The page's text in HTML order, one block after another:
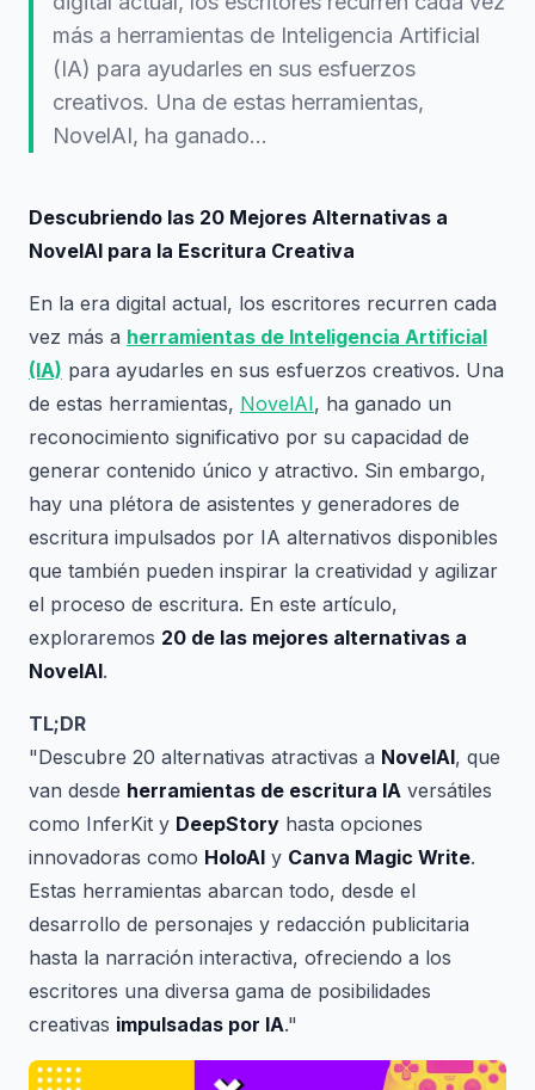
más a herramientas de Inteligencia Artificial
(IA) para ayudarles en sus esfuerzos
creativos. Una de estas herramientas,
NovelAI, ha ganado...
Descubriendo las 20 Mejores Alternativas a
NovelAI para la Escritura Creativa
En la era digital actual, los escritores recurren cada
vez más a herramientas de Inteligencia Artificial
(IA) para ayudarles en sus esfuerzos creativos. Una
de estas herramientas, NovelAI, ha ganado un
reconocimiento significativo por su capacidad de
generar contenido único y atractivo. Sin embargo,
hay una plétora de asistentes y generadores de
escritura impulsados por IA alternativos disponibles
que también pueden inspirar la creatividad y agilizar
el proceso de escritura. En este artículo,
exploraremos 20 de las mejores alternativas a
NovelAI.
TL;DR
"Descubre 20 alternativas atractivas a NovelAI, que
van desde herramientas de escritura IA versátiles
como InferKit y DeepStory hasta opciones
innovadoras como HoloAI y Canva Magic Write.
Estas herramientas abarcan todo, desde el
desarrollo de personajes y redacción publicitaria
hasta la narración interactiva, ofreciendo a los
escritores una diversa gama de posibilidades
creativas impulsadas por IA."